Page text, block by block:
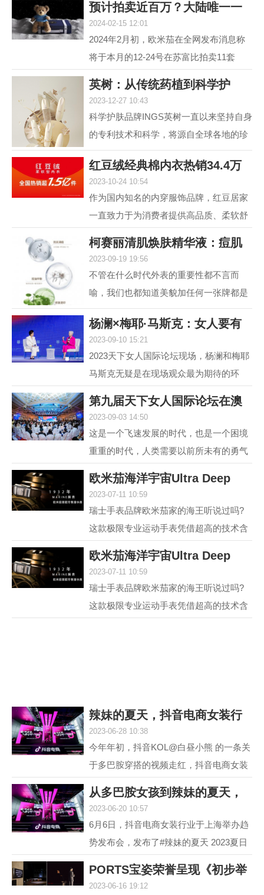
到快速增长的转变，...
预计拍卖近百万？大陆唯一一
2024-02-15 12:01
2024年2月初，欧米茄在全网发布消息称
将于本月的12-24号在苏富比拍卖11套
腕表手提箱套装。但是截...
英树：从传统药植到科学护
2023-12-27 10:43
科学护肤品牌INGS英树一直以来坚持自身
的专利技术和科学，将源自全球各地的珍
贵自然原料，转化为安全高效的护肤配
方，不断解锁肌肤自身...
红豆绒经典棉内衣热销34.4万
2023-10-24 10:54
作为国内知名的内穿服饰品牌，红豆居家
一直致力于为消费者提供高品质、柔软舒
作为红豆居家的核心...
柯赛丽清肌焕肤精华液：痘肌
2023-09-19 19:56
不管在什么时代外表的重要性都不言而
喻，我们也都知道美貌加任何一张牌都是
王炸，但很多人却因为脸上的痘痘或痘印
而封印了颜值，在变美...
杨澜×梅耶·马斯克：女人要有
2023-09-10 15:21
2023天下女人国际论坛现场，杨澜和梅耶
马斯克无疑是在现场观众最为期待的环
传奇人生的优秀女性，...
第九届天下女人国际论坛在澳
2023-09-03 14:50
这是一个飞速发展的时代，也是一个困境
重重的时代，人类需要以前所未有的勇气
不可或缺的组成部分...
欧米茄海洋宇宙Ultra Deep
2023-07-11 10:59
瑞士手表品牌欧米茄家的海王听说过吗?
这款极限专业运动手表凭借超高的技术含
议，它就是欧米茄海...
欧米茄海洋宇宙Ultra Deep
2023-07-11 10:59
瑞士手表品牌欧米茄家的海王听说过吗?
这款极限专业运动手表凭借超高的技术含
辣妹的夏天，抖音电商女装行
2023-06-28 10:38
今年年初，抖音KOL@白昼小熊 的一条关
于多巴胺穿搭的视频走红，抖音电商女装
最终，#多巴胺女孩 ...
从多巴胺女孩到辣妹的夏天，
2023-06-20 10:57
6月6日，抖音电商女装行业于上海举办趋
势发布会，发布了#辣妹的夏天 2023夏日
计，截至目前，#辣...
PORTS宝姿荣誉呈现《初步举
2023-06-16 19:12